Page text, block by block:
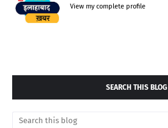
View my complete profile
SEARCH THIS BLOG